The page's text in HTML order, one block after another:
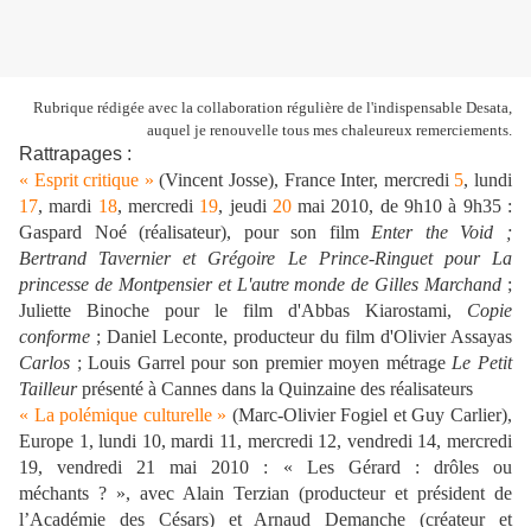
Rubrique rédigée avec la collaboration régulière de l'indispensable Desata,
auquel je renouvelle tous mes chaleureux remerciements.
Rattrapages :
« Esprit critique » (Vincent Josse), France Inter, mercredi 5, lundi
17, mardi 18, mercredi 19, jeudi 20mai 2010, de 9h10 à 9h35 :
Gaspard Noé (réalisateur), pour son film Enter the Void ;
Bertrand Tavernier et Grégoire Le Prince-Ringuet pour La
princesse de Montpensier et L'autre monde de Gilles Marchand ;
Juliette Binoche pour le film d'Abbas Kiarostami, Copie
conforme ; Daniel Leconte, producteur du film d'Olivier Assayas
Carlos ; Louis Garrel pour son premier moyen métrage Le Petit
Tailleurprésenté à Cannes dans la Quinzaine des réalisateurs
« La polémique culturelle » (Marc-Olivier Fogiel et Guy Carlier),
Europe 1, lundi 10, mardi 11, mercredi 12, vendredi 14, mercredi
19, vendredi 21 mai 2010 : « Les Gérard : drôles ou
méchants ? », avec Alain Terzian (producteur et président de
l’Académie des Césars) et Arnaud Demanche (créateur et